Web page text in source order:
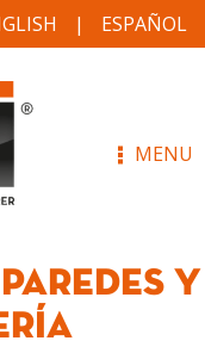
ESPAÑOL
MENU
Y